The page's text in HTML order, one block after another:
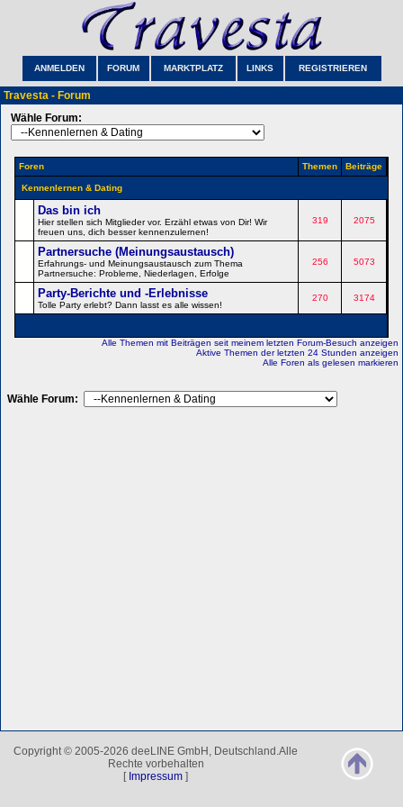
ANMELDEN FORUM MARKTPLATZ LINKS REGISTRIEREN
Travesta - Forum
Wähle Forum:
Foren Themen Beiträge
Kennenlernen & Dating
Das bin ich
Hier stellen sich Mitglieder vor. Erzähl etwas von Dir! Wir
freuen uns, dich besser kennenzulernen!
319 2075
Partnersuche (Meinungsaustausch)
Erfahrungs- und Meinungsaustausch zum Thema
Partnersuche: Probleme, Niederlagen, Erfolge
256 5073
Party-Berichte und -Erlebnisse
Tolle Party erlebt? Dann lasst es alle wissen!
270 3174
Alle Themen mit Beiträgen seit meinem letzten Forum-Besuch anzeigen
Aktive Themen der letzten 24 Stunden anzeigen
Alle Foren als gelesen markieren
Wähle Forum:
Copyright © 2005-2026 deeLINE GmbH, Deutschland.Alle
Rechte vorbehalten
[ Impressum ]